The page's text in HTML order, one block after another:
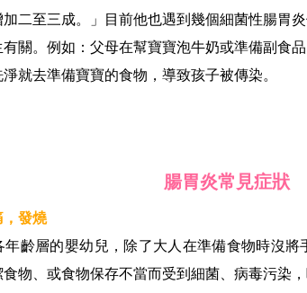
加二至三成。」目前他也遇到幾個細菌性腸胃
有關。例如：父母在幫寶寶泡牛奶或準備副食
就去準備寶寶的食物，導致孩子被傳染。
腸胃炎常見症狀
，發燒
年齡層的嬰幼兒，除了大人在準備食物時沒
物、或食物保存不當而受到細菌、病毒污染